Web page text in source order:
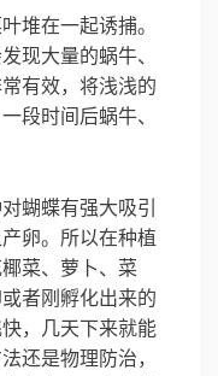
堆在一起诱捕。
现大量的蜗牛、
有效，将浅浅的
段时间后蜗牛、
蝴蝶有强大吸引
卵。所以在种植
菜、萝卜、菜
者刚孵化出来的
，几天下来就能
还是物理防治，